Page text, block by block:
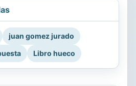
juan gomez jurado
Libro hueco